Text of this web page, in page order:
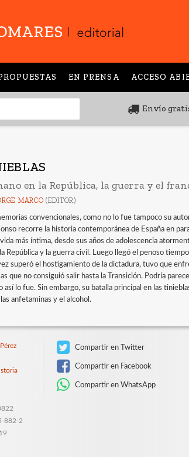
EN PRENSA ACCESO
Envío
en la República, la guerra y el
MARCO (EDITOR)
convencionales, como no lo fue tampoco su
recorre la historia contemporánea de España en
más íntima, desde sus años de adolescencia
República y la guerra civil. Luego llegó el penoso
superó el hostigamiento de la dictadura, tuvo que
que no consiguió salir hasta la Transición. Podría
así lo fue. Sin embargo, su batalla principal en las
anfetaminas y el alcohol.
882-2
Compartir en Twitter
Compartir en Facebook
Compartir en WhatsApp